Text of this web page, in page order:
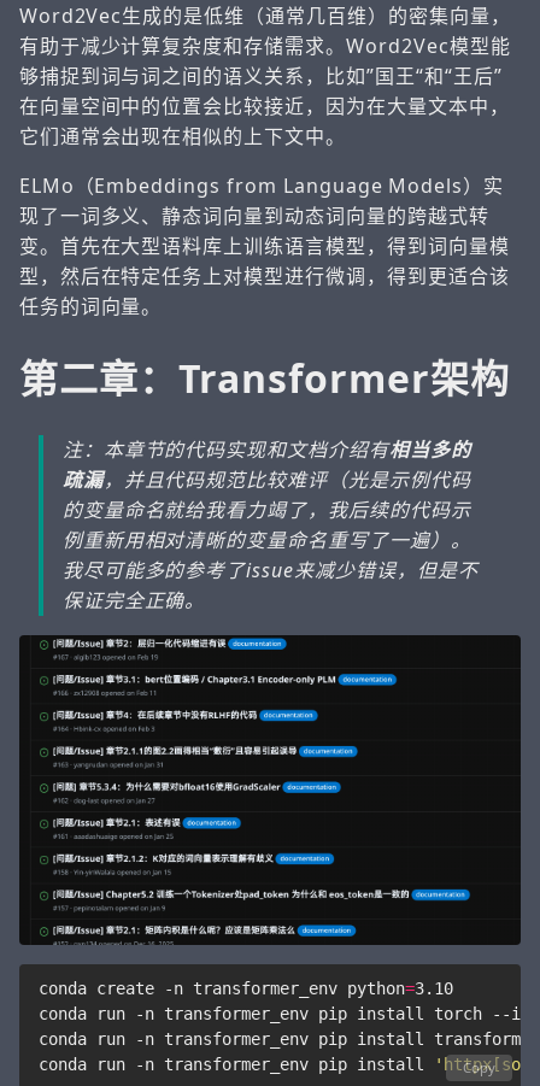
Word2Vec生成的是低维（通常几百维）的密集向量，
有助于减少计算复杂度和存储需求。Word2Vec模型能
够捕捉到词与词之间的语义关系，比如”国王“和“王后”
在向量空间中的位置会比较接近，因为在大量文本中，
它们通常会出现在相似的上下文中。
ELMo（Embeddings from Language Models）实
现了一词多义、静态词向量到动态词向量的跨越式转
变。首先在大型语料库上训练语言模型，得到词向量模
型，然后在特定任务上对模型进行微调，得到更适合该
任务的词向量。
第二章：Transformer架构
注：本章节的代码实现和文档介绍有相当多的
疏漏，并且代码规范比较难评（光是示例代码
的变量命名就给我看力竭了，我后续的代码示
例重新用相对清晰的变量命名重写了一遍）。
我尽可能多的参考了issue来减少错误，但是不
保证完全正确。
conda create -n transformer_env python= 3.10
conda run -n transformer_env pip install Copy